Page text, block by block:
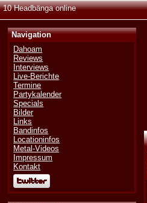
10 Headbänga online
Navigation
Dahoam
Reviews
Interviews
Live-Berichte
Termine
Partykalender
Specials
Bilder
Links
Bandinfos
Locationinfos
Metal-Videos
Impressum
Kontakt